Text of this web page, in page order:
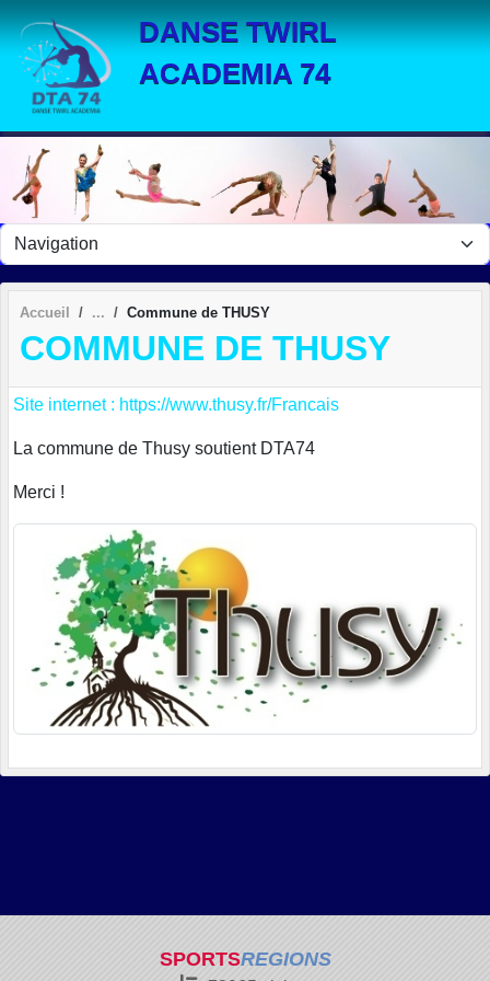
DANSE TWIRL
ACADEMIA 74
Accueil Commune de THUSY
COMMUNE DE THUSY
Site internet : https://www.thusy.fr/Francais
La commune de Thusy soutient DTA74
Merci !
SPORTSREGIONS